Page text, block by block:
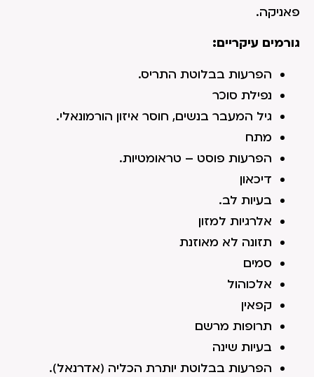
פאניקה.
גורמים עיקריים:
הפרעות בבלוטת התריס.
נפילת סוכר
גיל המעבר בנשים, חוסר איזון הורמונאלי.
מתח
הפרעות פוסט – טראומטיות.
דיכאון
בעיות לב.
אלרגיות למזון
תזונה לא מאוזנת
סמים
אלכוהול
קפאין
תרופות מרשם
בעיות שינה
הפרעות בבלוטת יותרת הכליה (אדרנאל).